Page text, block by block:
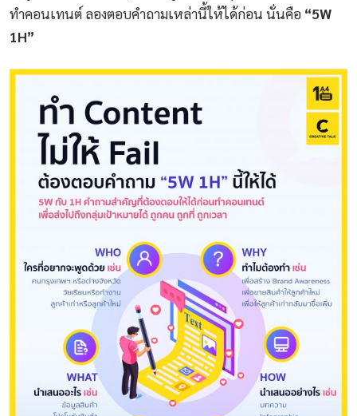
ทำคอนเทนต์ ลองตอบคำถามเหล่านี้ให้ได้ก่อน นั่นคือ “5W
1H”